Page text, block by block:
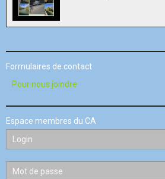
Formulaires de contact
Pour nous joindre
Espace membres du CA